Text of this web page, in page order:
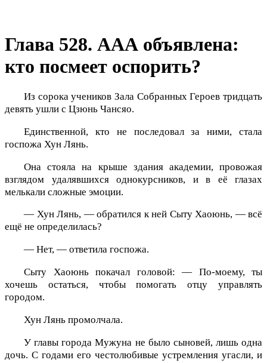
Глава 528. ААА объявлена:
кто посмеет оспорить?
Из сорока учеников Зала Собранных Героев тридцать
девять ушли с Цзюнь Чансяо.
Единственной, кто не последовал за ними, стала
госпожа Хун Лянь.
Она стояла на крыше здания академии, провожая
взглядом удалявшихся однокурсников, и в её глазах
мелькали сложные эмоции.
— Хун Лянь, — обратился к ней Сыту Хаоюнь, — всё
ещё не определилась?
— Нет, — ответила госпожа.
Сыту Хаоюнь покачал головой: — По-моему, ты
хочешь остаться, чтобы помогать отцу управлять
городом.
Хун Лянь промолчала.
У главы города Мужуна не было сыновей, лишь одна
дочь. С годами его честолюбивые устремления угасли, и